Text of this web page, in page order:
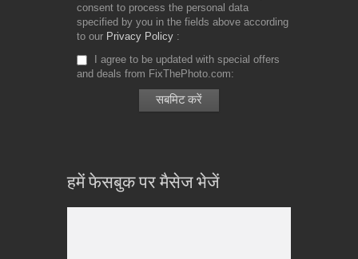
consent to process the personal data
specified by you in the fields above according
to our Privacy Policy
I agree to be updated with special offers
and deals from FixThePhoto.com
हमें फेसबुक पर मैसेज भेजें